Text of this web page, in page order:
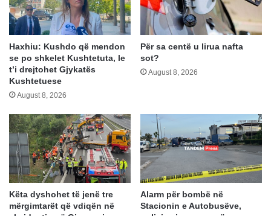
Haxhiu: Kushdo që mendon
se po shkelet Kushtetuta, le
t’i drejtohet Gjykatës
Kushtetuese
August 8, 2026
Për sa centë u lirua nafta
sot?
August 8, 2026
Këta dyshohet të jenë tre
mërgimtarët që vdiqën në
Alarm për bombë në
Stacionin e Autobusëve,